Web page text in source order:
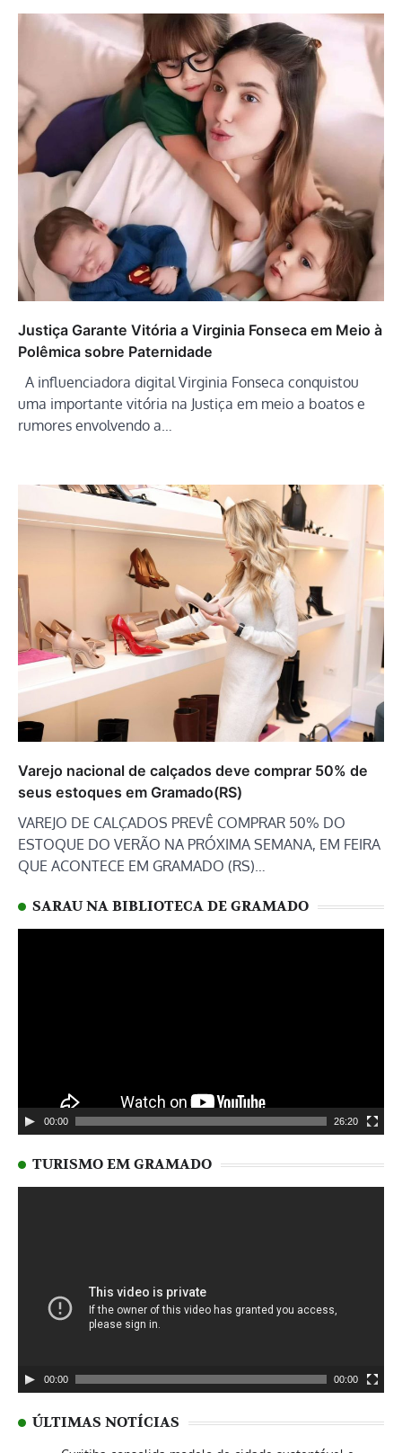
Justiça Garante Vitória a Virginia Fonseca em Meio à
Polêmica sobre Paternidade
A influenciadora digital Virginia Fonseca conquistou
uma importante vitória na Justiça em meio a boatos e
rumores envolvendo a…
Varejo nacional de calçados deve comprar 50% de
seus estoques em Gramado(RS)
VAREJO DE CALÇADOS PREVÊ COMPRAR 50% DO
ESTOQUE DO VERÃO NA PRÓXIMA SEMANA, EM FEIRA
QUE ACONTECE EM GRAMADO (RS)…
SARAU NA BIBLIOTECA DE GRAMADO
00:00 26:20
TURISMO EM GRAMADO
00:00 00:00
ÚLTIMAS NOTÍCIAS